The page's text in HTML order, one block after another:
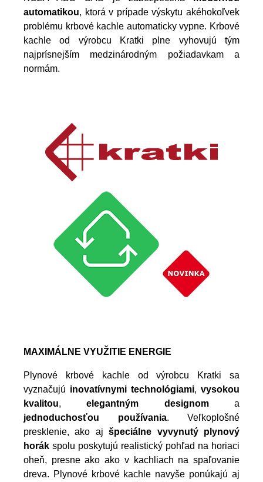
automatikou, ktorá v prípade výskytu akéhokoľvek
problému krbové kachle automaticky vypne. Krbové
kachle od výrobcu Kratki plne vyhovujú tým
najprísnejším medzinárodným požiadavkam a
normám.
MAXIMÁLNE VYUŽITIE ENERGIE
Plynové krbové kachle od výrobcu Kratki sa
vyznačujú inovatívnymi technológiami, vysokou
kvalitou,elegantným designoma
jednoduchosťou používania. Veľkoplošné
presklenie, ako ajšpeciálne vyvynutý plynový
horák spolu poskytujú realistický pohľad na horiaci
oheň, presne ako ako v kachliach na spaľovanie
dreva. Plynové krbové kachle navyše ponúkajú aj